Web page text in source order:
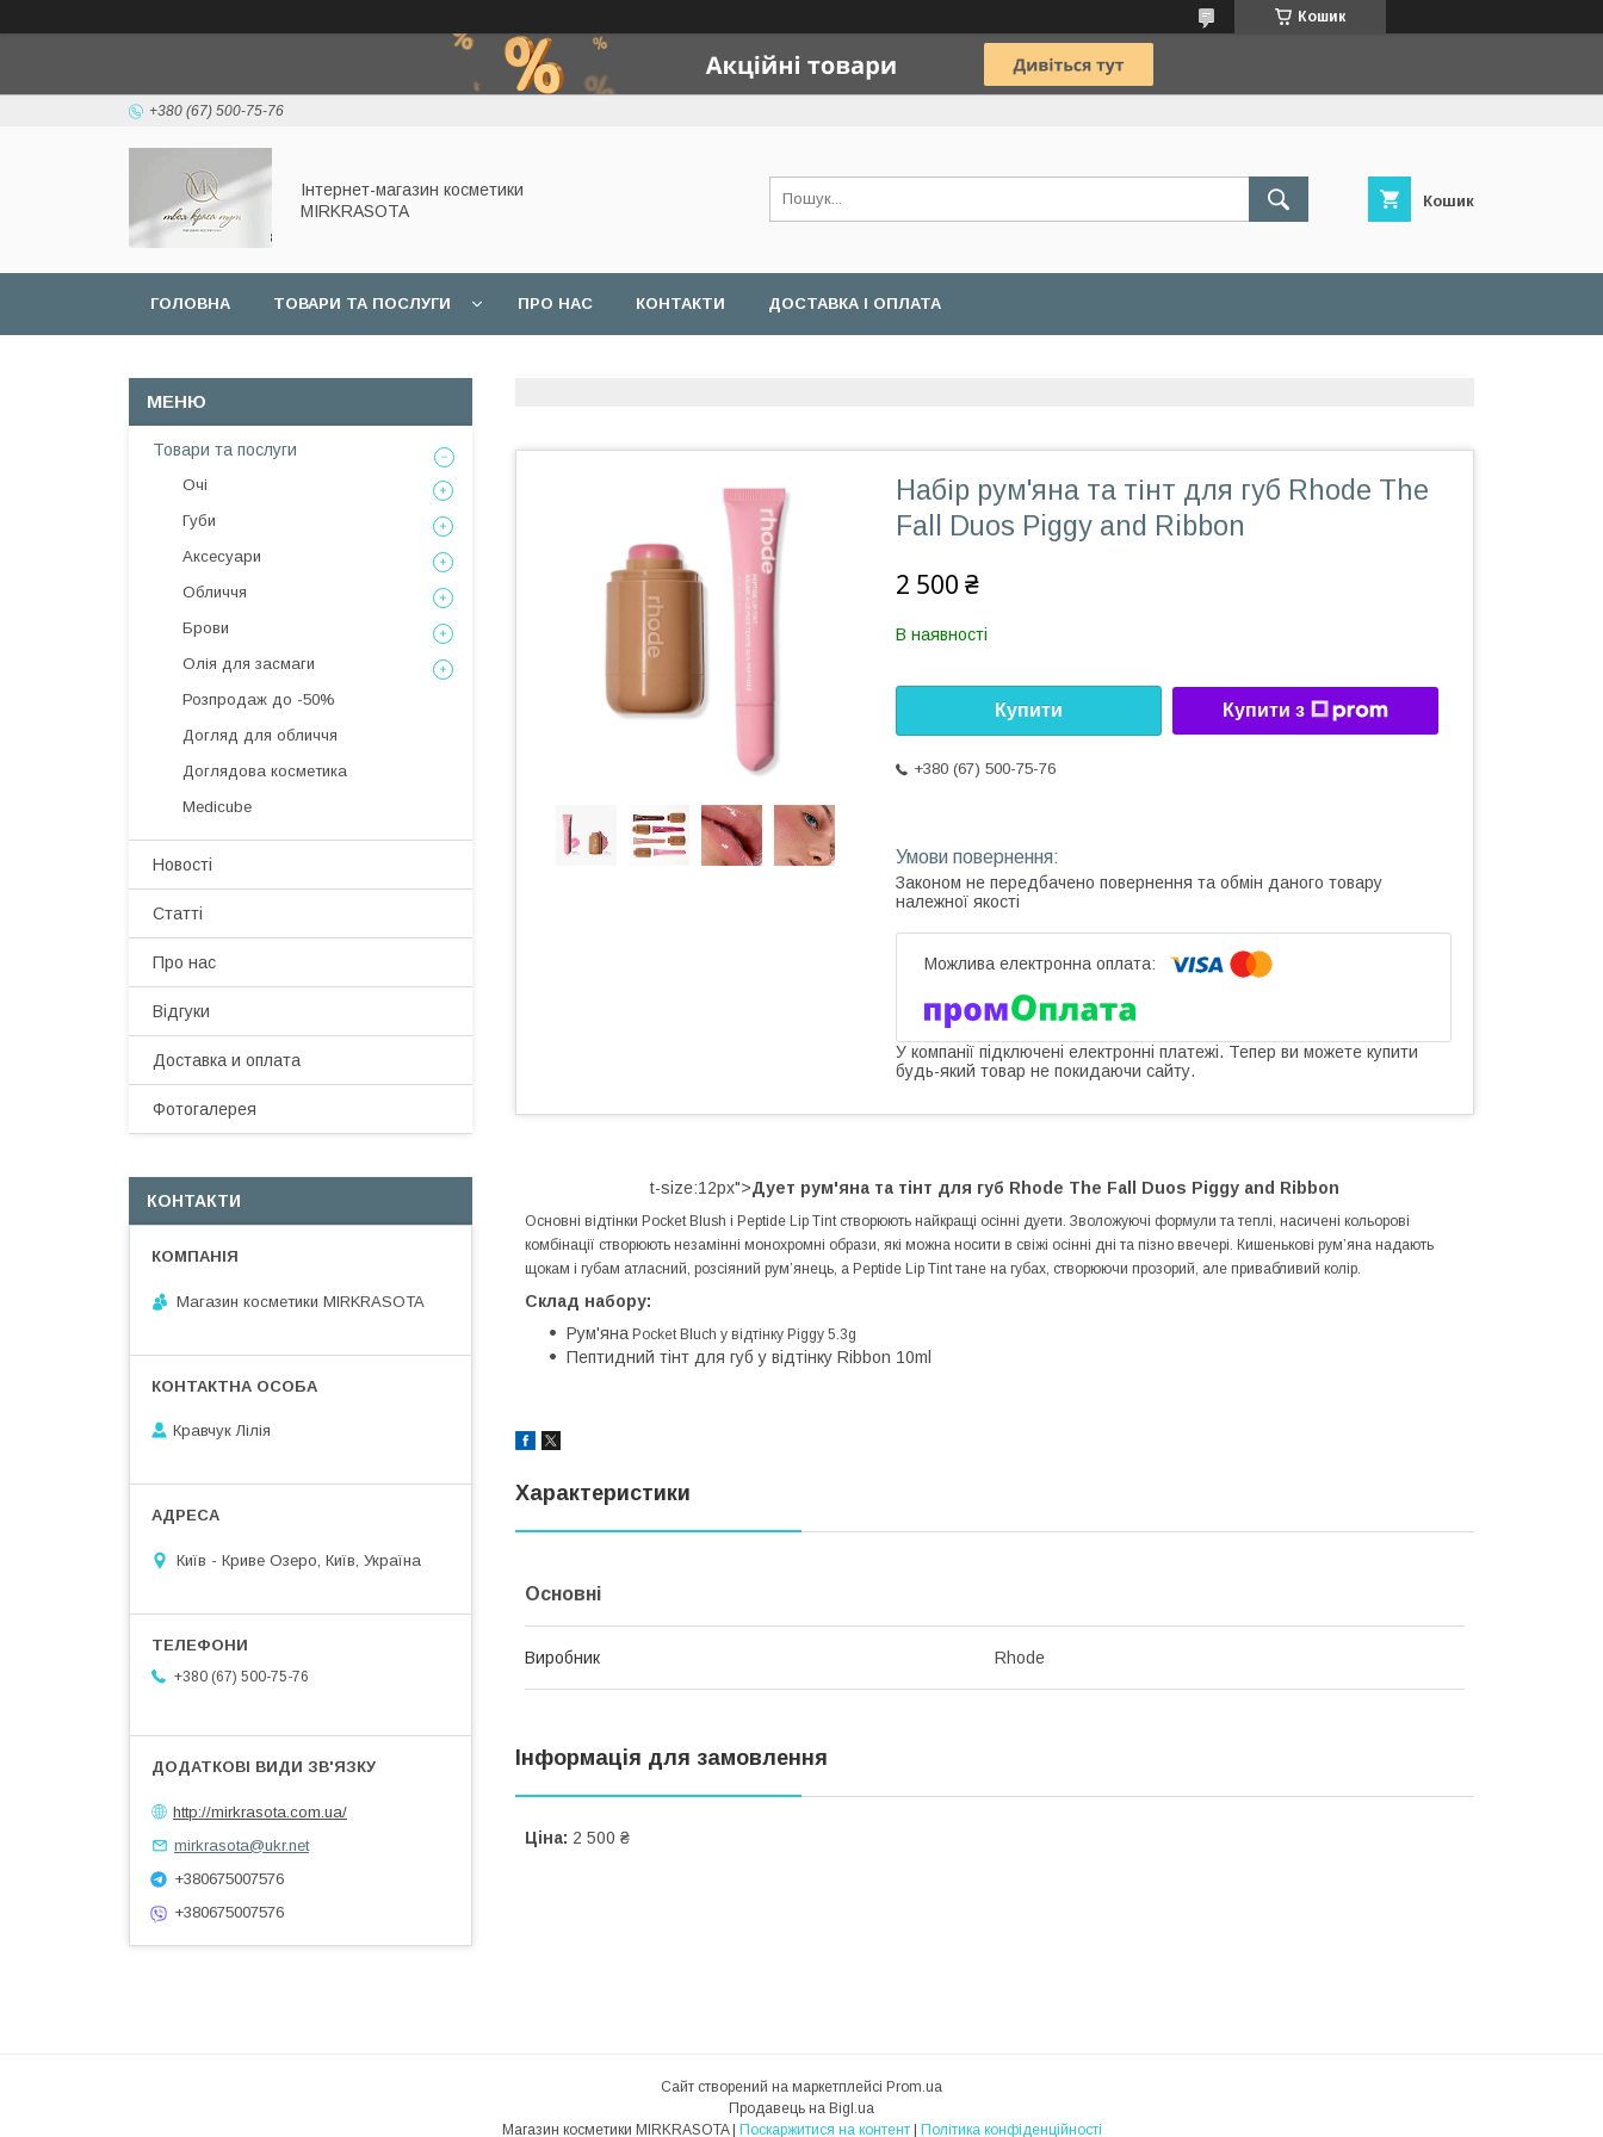
Кошик
+380 (67) 500-75-76
Інтернет-магазин косметики
MIRKRASOTA
Кошик
ГОЛОВНА ТОВАРИ ТА ПОСЛУГИ ПРО НАС КОНТАКТИ ДОСТАВКА І ОПЛАТА
Набір рум'яна та тінт для губ Rhode The
Fall Duos Piggy and Ribbon
2 500 ₴
В наявності
Купити Купити з
+380 (67) 500-75-76
Законом не передбачено повернення та обмін даного товару
належної якості
У компанії підключені електронні платежі. Тепер ви можете купити
будь-який товар не покидаючи сайту.
t-size:12px">Дует рум'яна та тінт для губ Rhode The Fall Duos Piggy and Ribbon
Основні відтінки Pocket Blush і Peptide Lip Tint створюють найкращі осінні дуети. Зволожуючі формули та теплі, насичені кольорові
комбінації створюють незамінні монохромні образи, які можна носити в свіжі осінні дні та пізно ввечері. Кишенькові рум’яна надають
щокам і губам атласний, розсіяний рум’янець, а Peptide Lip Tint тане на губах, створюючи прозорий, але привабливий колір.
Склад набору:
Рум'яна Pocket Bluch у відтінку Piggy 5.3g
Пептидний тінт для губ у відтінку Ribbon 10ml
Характеристики
Основні
Виробник Rhode
Інформація для замовлення
Ціна: 2 500 ₴
Товари та послуги
Очі
Губи
Аксесуари
Обличчя
Брови
Олія для засмаги
Розпродаж до -50%
Догляд для обличчя
Доглядова косметика
Medicube
Новості
Статті
Про нас
Відгуки
Доставка и оплата
Фотогалерея
КОНТАКТИ
Магазин косметики MIRKRASOTA
Кравчук Лілія
Київ - Криве Озеро, Київ, Україна
+380 (67) 500-75-76
http://mirkrasota.com.ua/
mirkrasota@ukr.net
+380675007576
+380675007576
Сайт створений на маркетплейсі Prom.ua
Продавець на Bigl.ua
Поскаржитися на контент Політика конфіденційності